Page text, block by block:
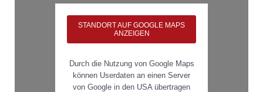
STANDORT AUF GOOGLE MAPS
ANZEIGEN
Durch die Nutzung von Google Maps
können Userdaten an einen Server
von Google in den USA übertragen